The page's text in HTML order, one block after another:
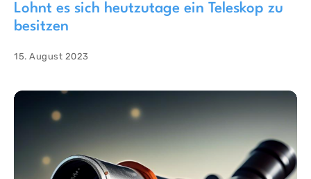
Lohnt es sich heutzutage ein Teleskop zu
besitzen
15. August 2023